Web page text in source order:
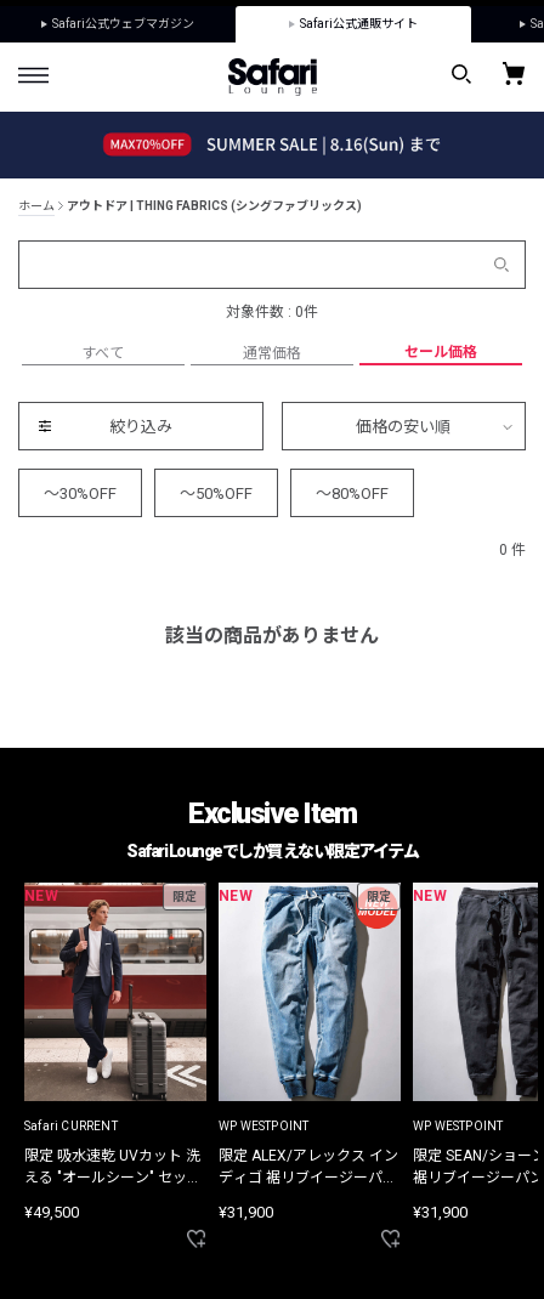
Safari公式ウェブマガジン Safari公式通販サイト
ホーム アウトドア | THING FABRICS (シングファブリックス)
対象件数 : 0件
すべて 通常価格 セール価格
絞り込み 価格の安い順
～30%OFF ～50%OFF ～80%OFF
0 件
該当の商品がありません
Exclusive Item
Safari Loungeでしか買えない限定アイテム
NEW 限定
Safari CURRENT
限定 吸水速乾 UVカット 洗
える "オールシーン" セット
¥49,500
NEW 限定
WP WESTPOINT
限定 ALEX/アレックス イン
ディゴ 裾リブイージーパン
¥31,900
NEW
WP WESTPOINT
限定 SEAN/ショー
裾リブイージーパ
¥31,900